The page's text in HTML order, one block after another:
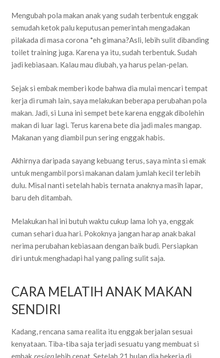
Mengubah pola makan anak yang sudah terbentuk enggak
semudah ketok palu keputusan pemerintah mengadakan
pilakada di masa corona *eh gimana?Asli, lebih sulit dibanding
toilet training juga. Karena ya itu, sudah terbentuk. Sudah
jadi kebiasaan. Kalau mau diubah, ya harus pelan-pelan.
Sejak si embak memberi kode bahwa dia mulai mencari tempat
kerja di rumah lain, saya melakukan beberapa perubahan pola
makan. Jadi, si Luna ini sempet bete karena enggak dibolehin
makan di luar lagi. Terus karena bete dia jadi males mangap.
Makanan yang diambil pun sering enggak habis.
Akhirnya daripada sayang kebuang terus, saya minta si emak
untuk mengambil porsi makanan dalam jumlah kecil terlebih
dulu. Misal nanti setelah habis ternata anaknya masih lapar,
baru deh ditambah.
Melakukan hal ini butuh waktu cukup lama loh ya, enggak
cuman sehari dua hari. Pokoknya jangan harap anak bakal
nerima perubahan kebiasaan dengan baik budi. Persiapkan
diri untuk menghadapi hal yang paling sulit saja.
CARA MELATIH ANAK MAKAN
SENDIRI
Kadang, rencana sama realita itu enggak berjalan sesuai
kenyataan. Tiba-tiba saja terjadi sesuatu yang membuat si
embak resignlebih cepat. Setelah 21 bulan dia bekerja di